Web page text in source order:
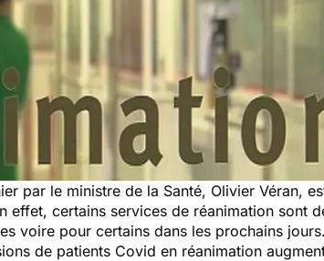
par le ministre de la Santé, Olivier Véran,
effet, certains services de réanimation sont
voire pour certains dans les prochains jours.
de patients Covid en réanimation